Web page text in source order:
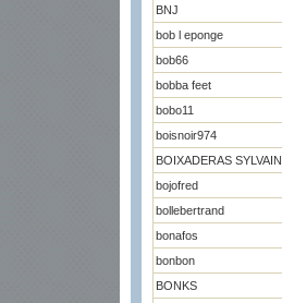
BNJ
bob l eponge
bob66
bobba feet
bobo11
boisnoir974
BOIXADERAS SYLVAIN
bojofred
bollebertrand
bonafos
bonbon
BONKS